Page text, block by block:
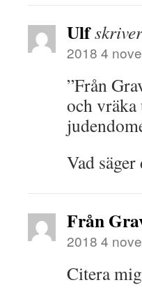
Ulf
2018 4
”Från
och
Vad
Från
2018 4
Citera